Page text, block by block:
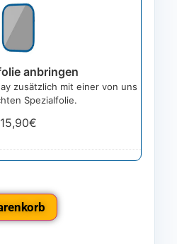
anbringen
zusätzlich mit einer von uns
Spezialfolie.
15,90€